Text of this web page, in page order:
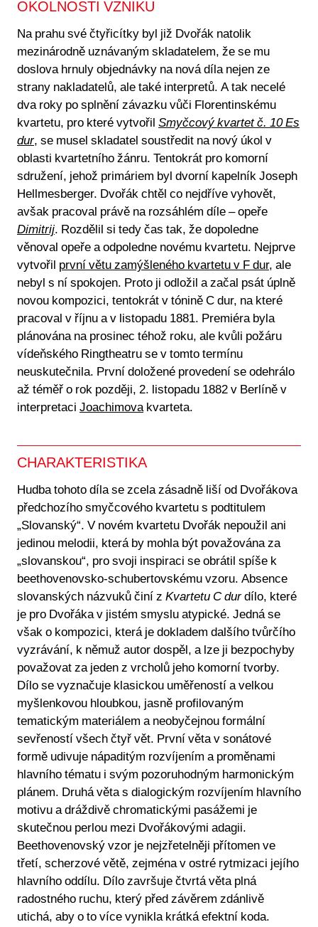
OKOLNOSTI VZNIKU
Na prahu své čtyřicítky byl již Dvořák natolik
mezinárodně uznávaným skladatelem, že se mu
doslova hrnuly objednávky na nová díla nejen ze
strany nakladatelů, ale také interpretů. A tak necelé
dva roky po splnění závazku vůči Florentinskému
kvartetu, pro které vytvořil Smyčcový kvartet č. 10 Es
dur, se musel skladatel soustředit na nový úkol v
oblasti kvartetního žánru. Tentokrát pro komorní
sdružení, jehož primáriem byl dvorní kapelník Joseph
Hellmesberger. Dvořák chtěl co nejdříve vyhovět,
avšak pracoval právě na rozsáhlém díle – opeře
Dimitrij. Rozdělil si tedy čas tak, že dopoledne
věnoval opeře a odpoledne novému kvartetu. Nejprve
vytvořil první větu zamýšleného kvartetu v F dur, ale
nebyl s ní spokojen. Proto ji odložil a začal psát úplně
novou kompozici, tentokrát v tónině C dur, na které
pracoval v říjnu a v listopadu 1881. Premiéra byla
plánována na prosinec téhož roku, ale kvůli požáru
vídeňského Ringtheatru se v tomto termínu
neuskutečnila. První doložené provedení se odehrálo
až téměř o rok později, 2. listopadu 1882 v Berlíně v
interpretaci Joachimovakvarteta.
CHARAKTERISTIKA
Hudba tohoto díla se zcela zásadně liší od Dvořákova
předchozího smyčcového kvartetu s podtitulem
„Slovanský“. V novém kvartetu Dvořák nepoužil ani
jedinou melodii, která by mohla být považována za
„slovanskou“, pro svoji inspiraci se obrátil spíše k
beethovenovsko-schubertovskému vzoru. Absence
slovanských názvuků činí z Kvartetu C durdílo, které
je pro Dvořáka v jistém smyslu atypické. Jedná se
však o kompozici, která je dokladem dalšího tvůrčího
vyzrávání, k němuž autor dospěl, a lze ji bezpochyby
považovat za jeden z vrcholů jeho komorní tvorby.
Dílo se vyznačuje klasickou uměřeností a velkou
myšlenkovou hloubkou, jasně profilovaným
tematickým materiálem a neobyčejnou formální
sevřeností všech čtyř vět. První věta v sonátové
formě udivuje nápaditým rozvíjením a proměnami
hlavního tématu i svým pozoruhodným harmonickým
plánem. Druhá věta s dialogickým rozvíjením hlavního
motivu a dráždivě chromatickými pasážemi je
skutečnou perlou mezi Dvořákovými adagii.
Beethovenovský vzor je nejzřetelněji přítomen ve
třetí, scherzové větě, zejména v ostré rytmizaci jejího
hlavního oddílu. Dílo završuje čtvrtá věta plná
radostného ruchu, který před závěrem zdánlivě
utichá, aby o to více vynikla krátká efektní koda.